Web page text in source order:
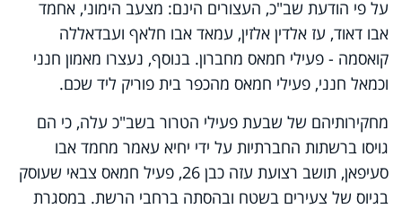
על פי הודעת שב"כ, העצורים הינם: מצעב הימוני, אחמד
אבו דאוד, עז אלדין אלזין, עמאד אבו חלאף ועבדאללה
קואסמה - פעילי חמאס מחברון. בנוסף, נעצרו מאמון חנני
וכמאל חנני, פעילי חמאס מהכפר בית פוריק ליד שכם.
מחקירותיהם של שבעת פעילי הטרור בשב"כ עלה, כי הם
גויסו ברשתות החברתיות על ידי יחיא עאמר מחמד אבו
סעיפאן, תושב רצועת עזה כבן 26, פעיל חמאס צבאי שעוסק
בגיוס של צעירים בשטח ובהסתה ברחבי הרשת. במסגרת